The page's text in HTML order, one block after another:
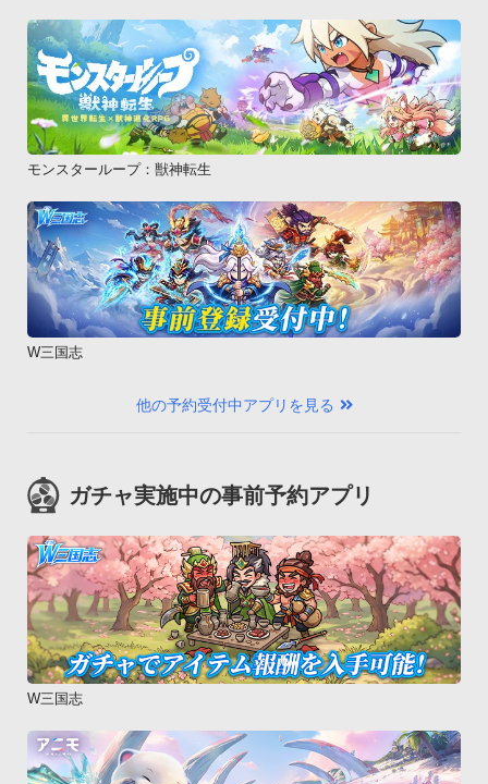
モンスターループ：獣神転生
W三国志
他の予約受付中アプリを見る
ガチャ実施中の事前予約アプリ
W三国志